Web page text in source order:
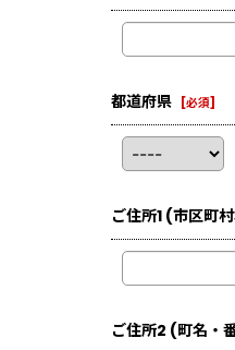
都道府県 [必須]
ご住所1 (市区町
ご住所2 (町名・